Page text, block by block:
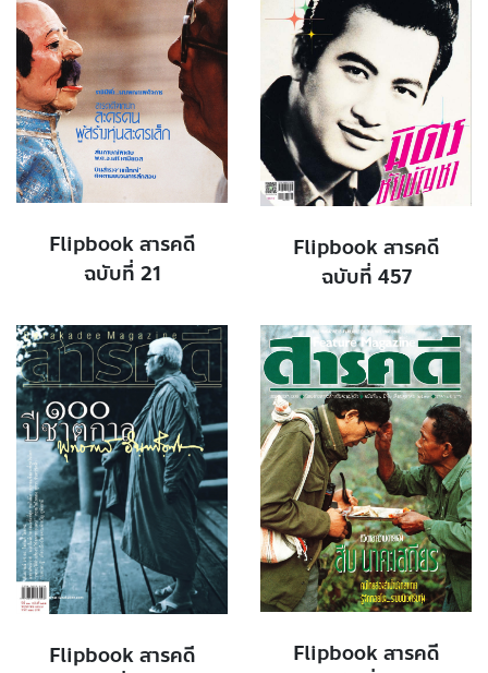
Flipbook สารคดี
ฉบับที่ 21
Flipbook สารคดี
ฉบับที่ 457
Flipbook สารคดี
Flipbook สารคดี